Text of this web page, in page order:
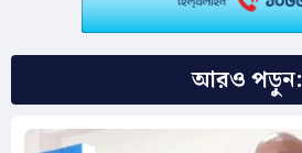
আরও পড়ুন: